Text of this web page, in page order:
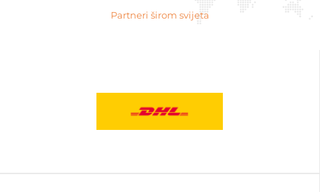
Partneri širom svijeta